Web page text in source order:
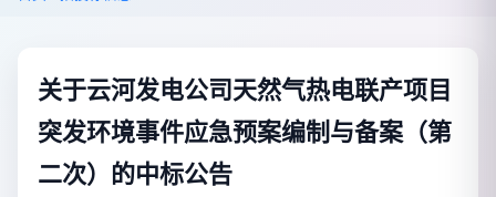
关于云河发电公司天然气热电联产项目
突发环境事件应急预案编制与备案（第
二次）的中标公告